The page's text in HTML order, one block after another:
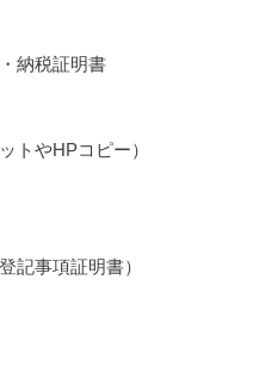
納税証明書
トやHPコピー）
記事項証明書）